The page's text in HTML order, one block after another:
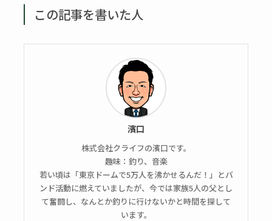
この記事を書いた人
濱口
株式会社クライフの濱口です。
趣味：釣り、音楽
若い頃は「東京ドームで5万人を沸かせるんだ！」とバ
ンド活動に燃えていましたが、今では家族5人の父とし
て奮闘し、なんとか釣りに行けないかと時間を探して
います。